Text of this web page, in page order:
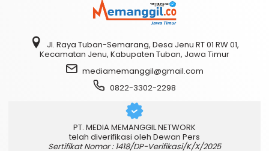
Jl. Raya Tuban-Semarang, Desa Jenu RT 01 RW 01,
Kecamatan Jenu, Kabupaten Tuban, Jawa Timur
mediamemanggil@gmail.com
0822-3302-2298
PT. MEDIA MEMANGGIL NETWORK
telah diverifikasi oleh Dewan Pers
Sertifikat Nomor : 1418/DP-Verifikasi/K/X/2025